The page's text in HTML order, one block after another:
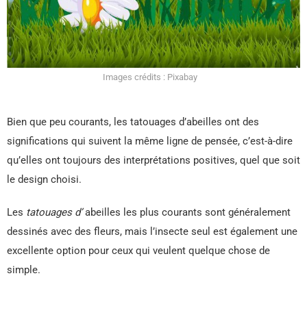
Images crédits : Pixabay
Bien que peu courants, les tatouages d’abeilles ont des
significations qui suivent la même ligne de pensée, c’est-à-dire
qu’elles ont toujours des interprétations positives, quel que soit
le design choisi.
Les tatouages ​​d’abeilles les plus courants sont généralement
dessinés avec des fleurs, mais l’insecte seul est également une
excellente option pour ceux qui veulent quelque chose de
simple.